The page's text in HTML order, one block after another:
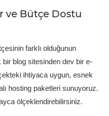
ve Bütçe Dostu
farklı olduğunun
blog sitesinden dev bir e-
ihtiyaca uygun, esnek
hosting paketleri sunuyoruz.
ölçeklendirebilirsiniz.